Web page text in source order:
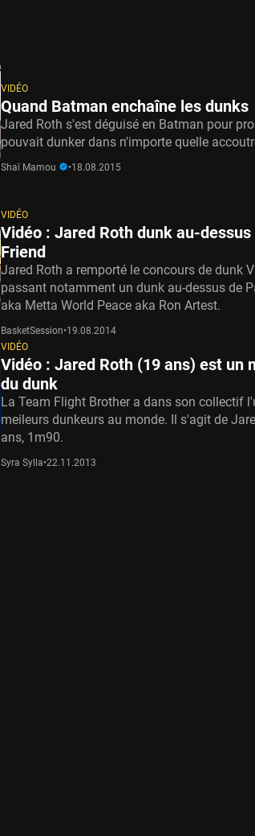
VIDÉO
Quand Batman enchaîne les dunks
Jared Roth s'est déguisé en Batman pour
pouvait dunker dans n'importe quelle
Shaï Mamou •18.08.2015
VIDÉO
Vidéo : Jared Roth dunk au-dessus
Friend
Jared Roth a remporté le concours de dunk
passant notamment un dunk au-dessus de
aka Metta World Peace aka Ron Artest.
BasketSession•19.08.2014
VIDÉO
Vidéo : Jared Roth (19 ans) est un
du dunk
La Team Flight Brother a dans son collectif
meileurs dunkeurs au monde. Il s'agit de
ans, 1m90.
Syra Sylla•22.11.2013